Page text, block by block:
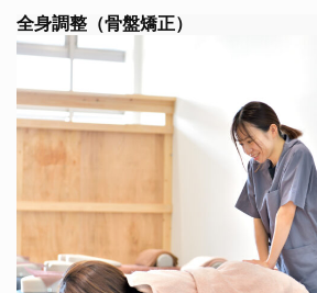
全身調整（骨盤矯正）